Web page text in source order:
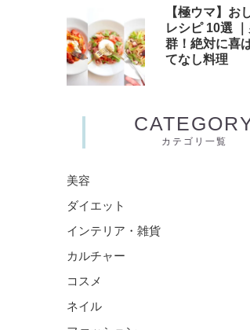
【極ウマ】お
レシピ 10選
群！絶対に喜
てなし料理
カテゴリ一覧
美容
ダイエット
インテリア・雑貨
カルチャー
コスメ
ネイル